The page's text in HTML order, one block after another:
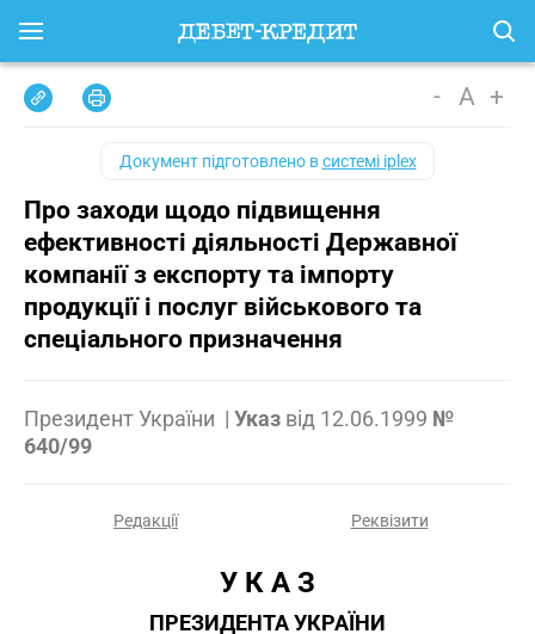
- A +
Документ підготовлено всистемі iplex
Про заходи щодо підвищення
ефективності діяльності Державної
компанії з експорту та імпорту
продукції і послуг військового та
спеціального призначення
Президент України | Указ від 12.06.1999 №
640/99
Редакції Реквізити
У К А З
ПРЕЗИДЕНТА УКРАЇНИ